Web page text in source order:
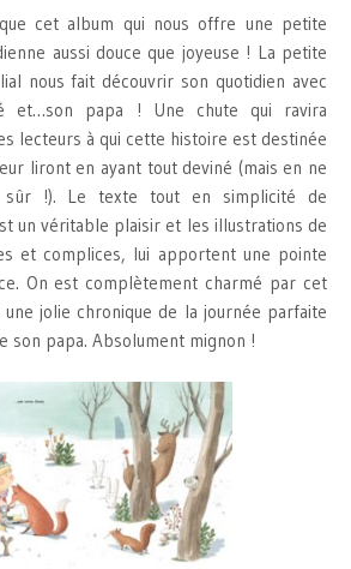
cet album qui nous offre une petite
aussi douce que joyeuse ! La petite
nous fait découvrir son quotidien avec
et…son papa ! Une chute qui ravira
lecteurs à qui cette histoire est destinée
liront en ayant tout deviné (mais en ne
sûr !). Le texte tout en simplicité de
un véritable plaisir et les illustrations de
et complices, lui apportent une pointe
On est complètement charmé par cet
jolie chronique de la journée parfaite
son papa. Absolument mignon !